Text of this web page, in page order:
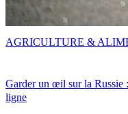
Garder un œil sur la Russie
ligne
AGRICULTURE &